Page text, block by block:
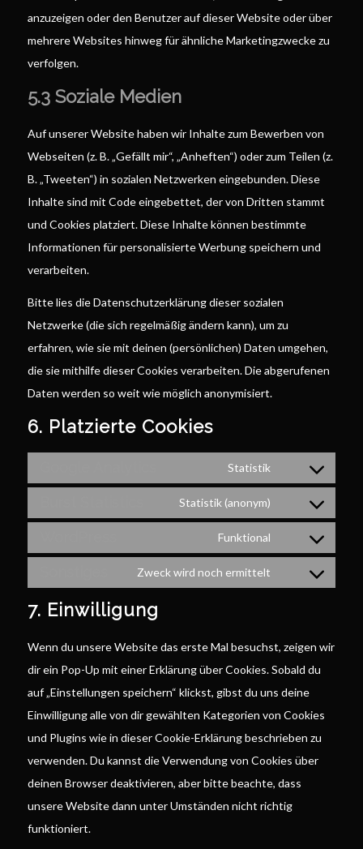
anzuzeigen oder den Benutzer auf dieser Website oder über
mehrere Websites hinweg für ähnliche Marketingzwecke zu
verfolgen.
5.3 Soziale Medien
Auf unserer Website haben wir Inhalte zum Bewerben von
Webseiten (z. B. „Gefällt mir“, „Anheften“) oder zum Teilen (z.
B. „Tweeten“) in sozialen Netzwerken eingebunden. Diese
Inhalte sind mit Code eingebettet, der von Dritten stammt
und Cookies platziert. Diese Inhalte können bestimmte
Informationen für personalisierte Werbung speichern und
verarbeiten.
Bitte lies die Datenschutzerklärung dieser sozialen
Netzwerke (die sich regelmäßig ändern kann), um zu
erfahren, wie sie mit deinen (persönlichen) Daten umgehen,
die sie mithilfe dieser Cookies verarbeiten. Die abgerufenen
Daten werden so weit wie möglich anonymisiert.
6. Platzierte Cookies
Statistik
Consent
service
google-
analytics
Statistik (anonym)
Consent
service
Funktional
Consent
Zweck wird noch ermittelt
Consent
sonstiges
7. Einwilligung
Wenn du unsere Website das erste Mal besuchst, zeigen wir
dir ein Pop-Up mit einer Erklärung über Cookies. Sobald du
auf „Einstellungen speichern“ klickst, gibst du uns deine
Einwilligung alle von dir gewählten Kategorien von Cookies
und Plugins wie in dieser Cookie-Erklärung beschrieben zu
verwenden. Du kannst die Verwendung von Cookies über
deinen Browser deaktivieren, aber bitte beachte, dass
unsere Website dann unter Umständen nicht richtig
funktioniert.